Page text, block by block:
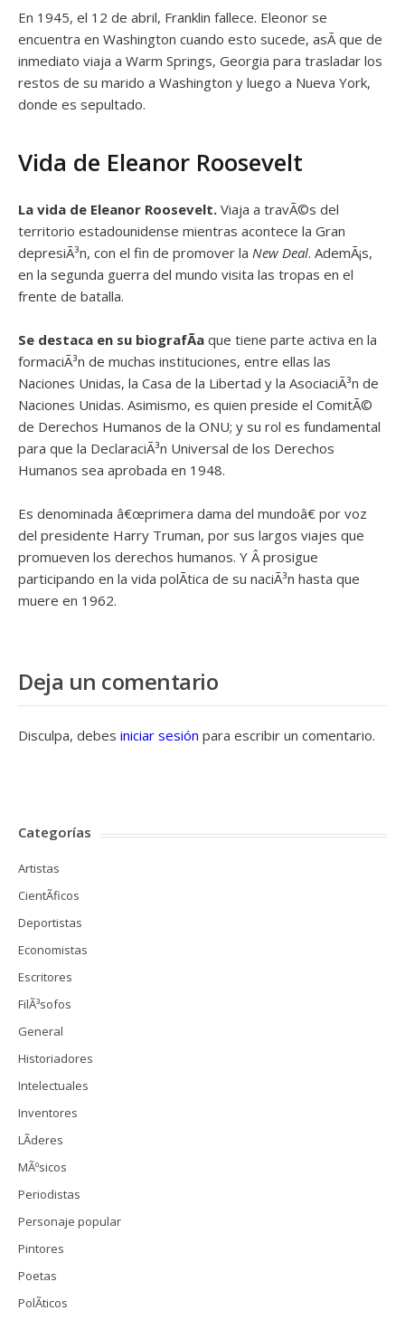
En 1945, el 12 de abril, Franklin fallece. Eleonor se
encuentra en Washington cuando esto sucede, asÃ­ que de
inmediato viaja a Warm Springs, Georgia para trasladar los
restos de su marido a Washington y luego a Nueva York,
donde es sepultado.
Vida de Eleanor Roosevelt
La vida de Eleanor Roosevelt. Viaja a travÃ©s del
territorio estadounidense mientras acontece la Gran
depresiÃ³n, con el fin de promover la New Deal. AdemÃ¡s,
en la segunda guerra del mundo visita las tropas en el
frente de batalla.
Se destaca en su biografÃ­a que tiene parte activa en la
formaciÃ³n de muchas instituciones, entre ellas las
Naciones Unidas, la Casa de la Libertad y la AsociaciÃ³n de
Naciones Unidas. Asimismo, es quien preside el ComitÃ©
de Derechos Humanos de la ONU; y su rol es fundamental
para que la DeclaraciÃ³n Universal de los Derechos
Humanos sea aprobada en 1948.
Es denominada â€œprimera dama del mundoâ€ por voz
del presidente Harry Truman, por sus largos viajes que
promueven los derechos humanos. Y Â prosigue
participando en la vida polÃ­tica de su naciÃ³n hasta que
muere en 1962.
Deja un comentario
Disculpa, debes iniciar sesión para escribir un comentario.
Categorías
Artistas
CientÃ­ficos
Deportistas
Economistas
Escritores
FilÃ³sofos
General
Historiadores
Intelectuales
Inventores
LÃ­deres
MÃºsicos
Periodistas
Personaje popular
Pintores
Poetas
PolÃ­ticos